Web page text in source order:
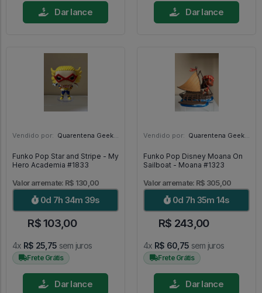
Dar lance Dar lance
Vendido por: Quarentena Geek Store - SP
Funko Pop Star and Stripe - My
Hero Academia #1833
Valor arremate: R$ 130,00
0d 7h 34m 37s
R$ 103,00
4x R$ 25,75 sem juros
Frete Grátis
Dar lance
Vendido por: Quarentena Geek Store - SP
Funko Pop Disney Moana On
Sailboat - Moana #1323
Valor arremate: R$ 305,00
0d 7h 35m 12s
R$ 243,00
4x R$ 60,75 sem juros
Frete Grátis
Dar lance